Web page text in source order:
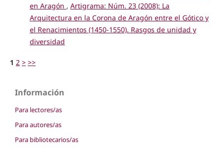
en Aragón , Artigrama: Núm. 23 (2008): La
Arquitectura en la Corona de Aragón entre el Gótico y
el Renacimientos (1450-1550). Rasgos de unidad y
diversidad
1 2 > >>
Información
Para lectores/as
Para autores/as
Para bibliotecarios/as